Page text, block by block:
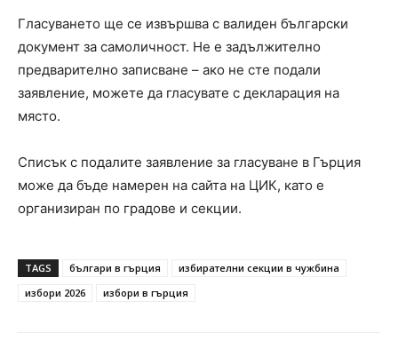
Гласуването ще се извършва с валиден български
документ за самоличност. Не е задължително
предварително записване – ако не сте подали
заявление, можете да гласувате с декларация на
място.
Списък с подалите заявление за гласуване в Гърция
може да бъде намерен на сайта на ЦИК, като е
организиран по градове и секции.
TAGS българи в гърция
избирателни секции в чужбина
избори 2026
избори в гърция